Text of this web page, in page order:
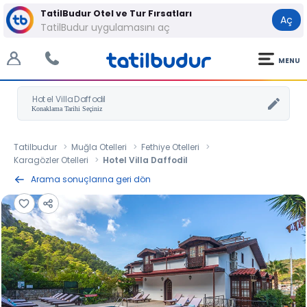
TatilBudur Otel ve Tur Fırsatları
TatilBudur uygulamasını aç
Aç
MENU
Hotel Villa Daffodil
Tatilbudur Muğla Otelleri
Fethiye Otelleri
Karagözler Otelleri
Hotel Villa Daffodil
Arama sonuçlarına geri dön